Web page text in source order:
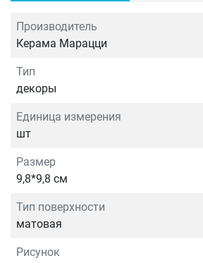
Производитель
Керама Марацци
Тип
декоры
Единица измерения
шт
Размер
9,8*9,8 см
Тип поверхности
матовая
Рисунок